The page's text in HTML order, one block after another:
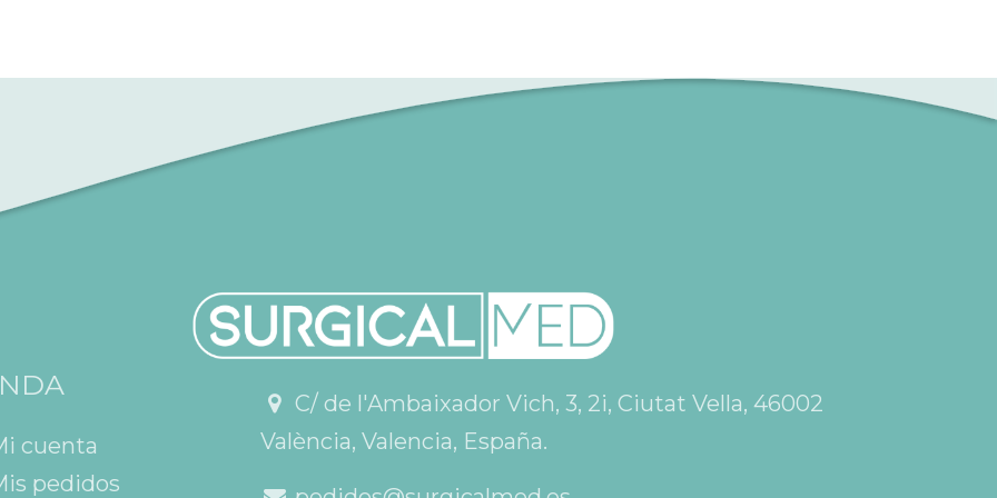
C/ de l'Ambaixador Vich, 3, 2i, Ciutat Vella, 46002
València, Valencia, España.
cuenta
pedidos